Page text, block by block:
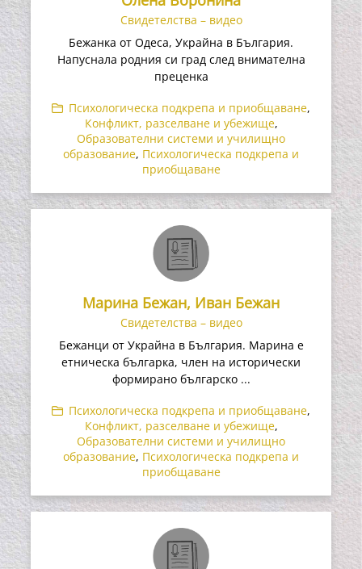
Свидетелства – видео
Бежанка от Одеса, Украйна в България.
Напуснала родния си град след внимателна
преценка
Психологическа подкрепа и приобщаване,
Конфликт, разселване и убежище,
Образователни системи и училищно
образование, Психологическа подкрепа и
приобщаване
Марина Бежан, Иван Бежан
Свидетелства – видео
Бежанци от Украйна в България. Марина е
етническа българка, член на исторически
формирано българско ...
Психологическа подкрепа и приобщаване,
Конфликт, разселване и убежище,
Образователни системи и училищно
образование, Психологическа подкрепа и
приобщаване